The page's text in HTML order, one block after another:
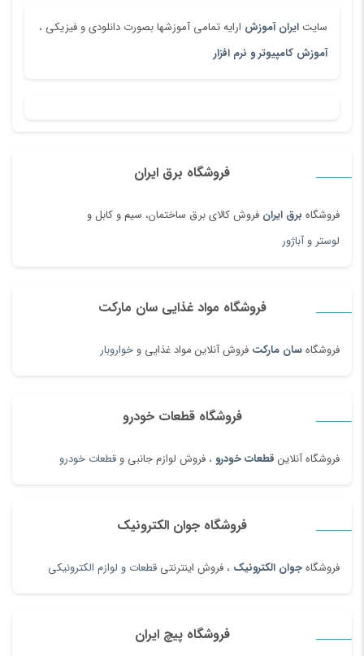
سایت ایران آموزش ارایه تمامی آموزشها بصورت دانلودی و فیزیکی ،
آموزش کامپیوتر و نرم افزار
فروشگاه برق ایران
فروشگاه برق ایران فروش کالای برق ساختمان، سیم و کابل و
لوستر و آباژور
فروشگاه مواد غذایی سان مارکت
فروشگاهسان مارکت فروش آنلاین مواد غذایی و خواروبار
فروشگاه قطعات خودرو
فروشگاه آنلاین قطعات خودرو ، فروش لوازم جانبی و قطعات خودرو
فروشگاه جوان الکترونیک
فروشگاهجوان الکترونیک ، فروش اینترنتی قطعات و لوازم الکترونیکی
فروشگاه پیچ ایران